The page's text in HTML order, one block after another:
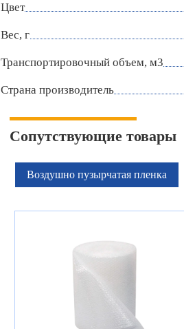
Цвет
Вес, г
Транспортировочный объем, м3
Страна производитель
Сопутствующие товары
Воздушно пузырчатая пленка